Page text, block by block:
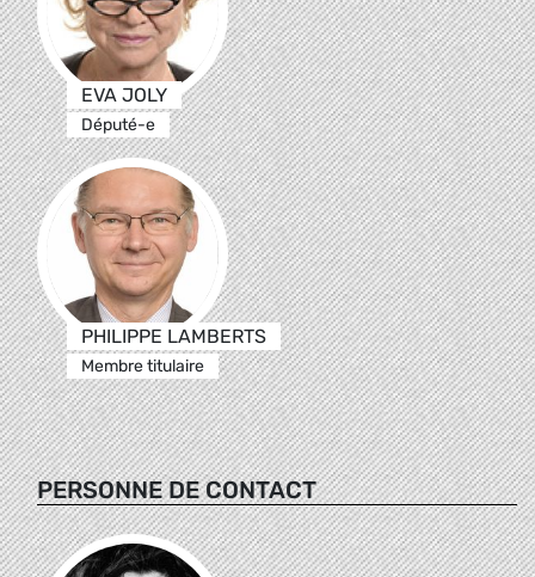
EVA JOLY
Député-e
PHILIPPE LAMBERTS
Membre titulaire
PERSONNE DE CONTACT